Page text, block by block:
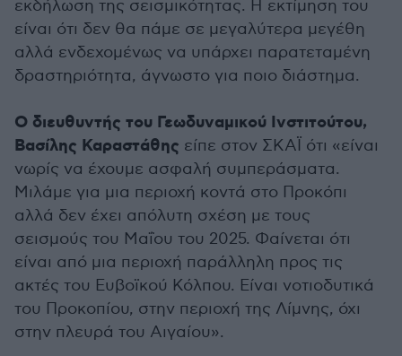
εκδήλωση της σεισμικότητας. Η εκτίμηση του
είναι ότι δεν θα πάμε σε μεγαλύτερα μεγέθη
αλλά ενδεχομένως να υπάρχει παρατεταμένη
δραστηριότητα, άγνωστο για ποιο διάστημα.
Ο διευθυντής του Γεωδυναμικού Ινστιτούτου,
Βασίλης Καραστάθης είπε στον ΣΚΑΪ ότι «είναι
νωρίς να έχουμε ασφαλή συμπεράσματα.
Μιλάμε για μια περιοχή κοντά στο Προκόπι
αλλά δεν έχει απόλυτη σχέση με τους
σεισμούς του Μαΐου του 2025. Φαίνεται ότι
είναι από μια περιοχή παράλληλη προς τις
ακτές του Ευβοϊκού Κόλπου. Είναι νοτιοδυτικά
του Προκοπίου, στην περιοχή της Λίμνης, όχι
στην πλευρά του Αιγαίου».